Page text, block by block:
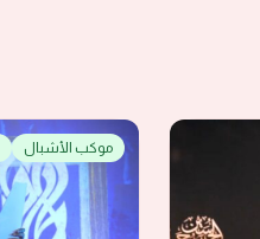
موكب الأشبال